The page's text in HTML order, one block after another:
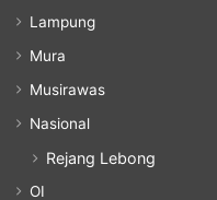
Lampung
Mura
Musirawas
Nasional
Rejang Lebong
OI